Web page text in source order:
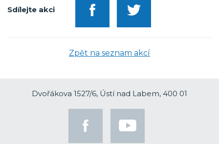
Sdílejte akci
Zpět na seznam akcí
Dvořákova 1527/6, Ústí nad Labem, 400 01